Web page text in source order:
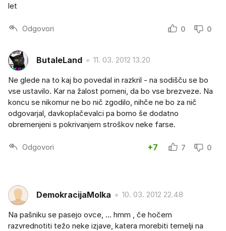
let
Odgovori 0 0
ButaleLand 11. 03. 2012 13.20
Ne glede na to kaj bo povedal in razkril - na sodišču se bo
vse ustavilo. Kar na žalost pomeni, da bo vse brezveze. Na
koncu se nikomur ne bo nič zgodilo, nihče ne bo za nič
odgovarjal, davkoplačevalci pa bomo še dodatno
obremenjeni s pokrivanjem stroškov neke farse.
Odgovori +7 7 0
DemokracijaMolka 10. 03. 2012 22.48
Na pašniku se pasejo ovce, ... hmm , če hočem
razvrednotiti težo neke izjave, katera morebiti temelji na